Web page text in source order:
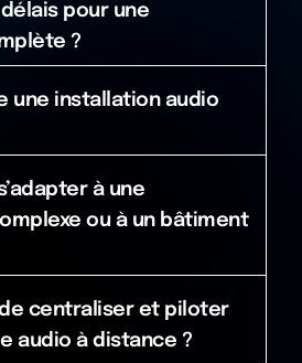
pour une
?
une installation audio
à une
ou à un bâtiment
centraliser et piloter
audio à distance ?